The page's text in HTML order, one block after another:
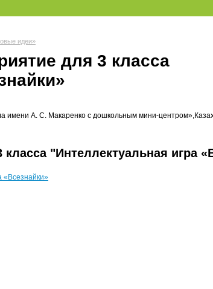
идеи»
для 3 класса
имени А. С. Макаренко с дошкольным мини-
"Интеллектуальная игра
«Всезнайки»